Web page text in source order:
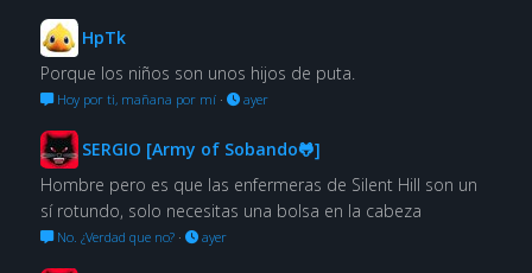
HpTk
Porque los niños son unos hijos de puta.
Hoy por ti, mañana por mí· ayer
SERGIO [Army of Sobando🐸]
Hombre pero es que las enfermeras de Silent Hill son un
sí rotundo, solo necesitas una bolsa en la cabeza
No. ¿Verdad que no?· ayer